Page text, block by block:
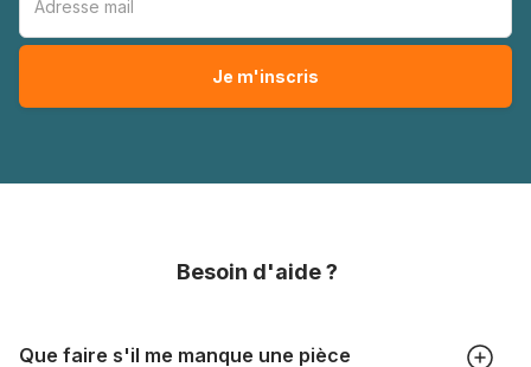
Besoin d'aide ?
Que faire s'il me manque une pièce